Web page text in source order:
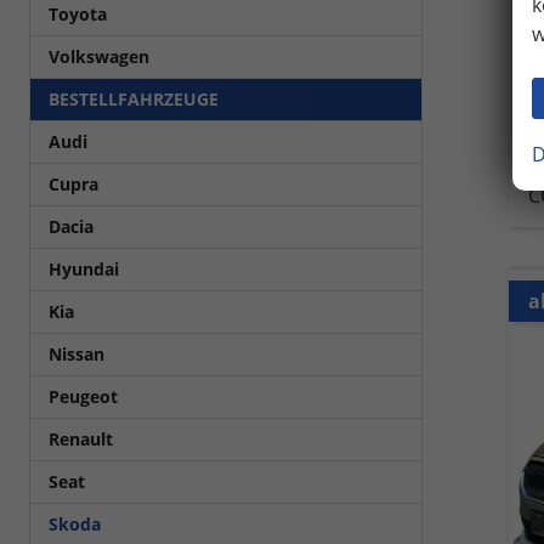
Toyota
Volkswagen
BESTELLFAHRZEUGE
Audi
Cupra
Dacia
Hyundai
Kia
Nissan
Peugeot
Renault
Seat
Skoda